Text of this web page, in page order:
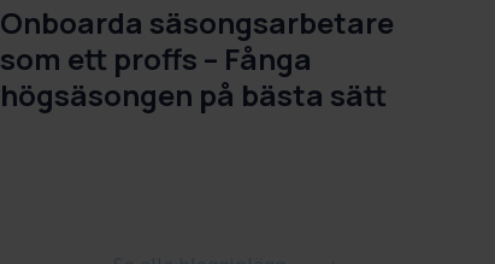
Onboarda säsongsarbetare
som ett proffs – Fånga
högsäsongen på bästa sätt